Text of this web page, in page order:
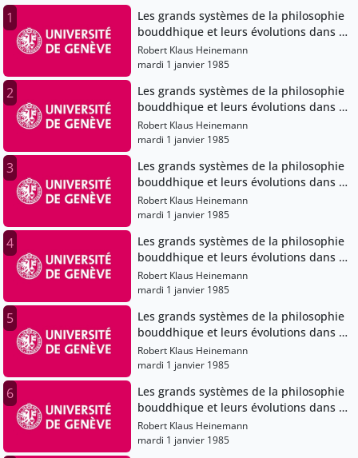
1
Les grands systèmes de la philosophie
bouddhique et leurs évolutions dans le
bouddhisme japonais
Robert Klaus Heinemann
mardi 1 janvier 1985
2
Les grands systèmes de la philosophie
bouddhique et leurs évolutions dans le
bouddhisme japonais
Robert Klaus Heinemann
mardi 1 janvier 1985
3
Les grands systèmes de la philosophie
bouddhique et leurs évolutions dans le
bouddhisme japonais
Robert Klaus Heinemann
mardi 1 janvier 1985
4
Les grands systèmes de la philosophie
bouddhique et leurs évolutions dans le
bouddhisme japonais
Robert Klaus Heinemann
mardi 1 janvier 1985
5
Les grands systèmes de la philosophie
bouddhique et leurs évolutions dans le
bouddhisme japonais
Robert Klaus Heinemann
mardi 1 janvier 1985
6
Les grands systèmes de la philosophie
bouddhique et leurs évolutions dans le
bouddhisme japonais
Robert Klaus Heinemann
mardi 1 janvier 1985